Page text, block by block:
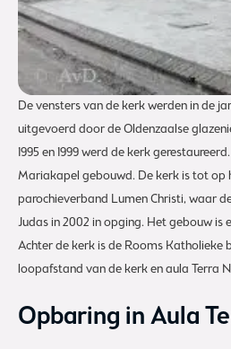
De vensters van de kerk werden in de
uitgevoerd door de Oldenzaalse
1995 en 1999 werd de kerk
Mariakapel gebouwd. De kerk is tot op
parochieverband Lumen Christi, waar
Judas in 2002 in opging. Het gebouw is
Achter de kerk is de Rooms Katholieke
loopafstand van de kerk en aula Terra
Opbaring in Aula